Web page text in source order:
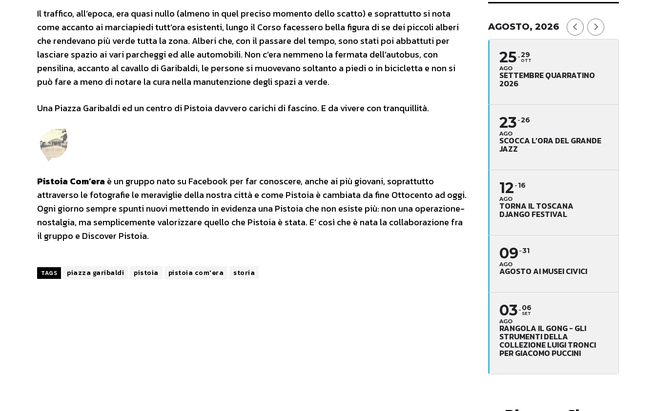
Il traffico, all’epoca, era quasi nullo (almeno in quel preciso momento dello scatto) e soprattutto si nota
come accanto ai marciapiedi tutt’ora esistenti, lungo il Corso facessero bella figura di se dei piccoli alberi
che rendevano più verde tutta la zona. Alberi che, con il passare del tempo, sono stati poi abbattuti per
lasciare spazio ai vari parcheggi ed alle automobili. Non c’era nemmeno la fermata dell’autobus, con
pensilina, accanto al cavallo di Garibaldi, le persone si muovevano soltanto a piedi o in bicicletta e non si
può fare a meno di notare la cura nella manutenzione degli spazi a verde.
Una Piazza Garibaldi ed un centro di Pistoia davvero carichi di fascino. E da vivere con tranquillità.
Pistoia Com’era è un gruppo nato su Facebook per far conoscere, anche ai più giovani, soprattutto
attraverso le fotografie le meraviglie della nostra città e come Pistoia è cambiata da fine Ottocento ad oggi.
Ogni giorno sempre spunti nuovi mettendo in evidenza una Pistoia che non esiste più: non una operazione-
nostalgia, ma semplicemente valorizzare quello che Pistoia è stata. E’ così che è nata la collaborazione fra
il gruppo e Discover Pistoia.
TAGS piazza garibaldi pistoia pistoia com'era storia
AGOSTO, 2026
25
AGO
29
OTT
SETTEMBRE QUARRATINO
2026
23
AGO
26
SCOCCA L’ORA DEL GRANDE
JAZZ
12
AGO
16
TORNA IL TOSCANA
DJANGO FESTIVAL
09
AGO
31
AGOSTO AI MUSEI CIVICI
03
AGO
06
SET
RANGOLA IL GONG - GLI
STRUMENTI DELLA
COLLEZIONE LUIGI TRONCI
PER GIACOMO PUCCINI